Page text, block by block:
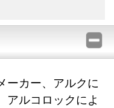
ーカー、アルクに
アルコロックによ